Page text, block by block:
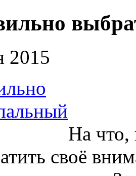
2015
На что,
своё